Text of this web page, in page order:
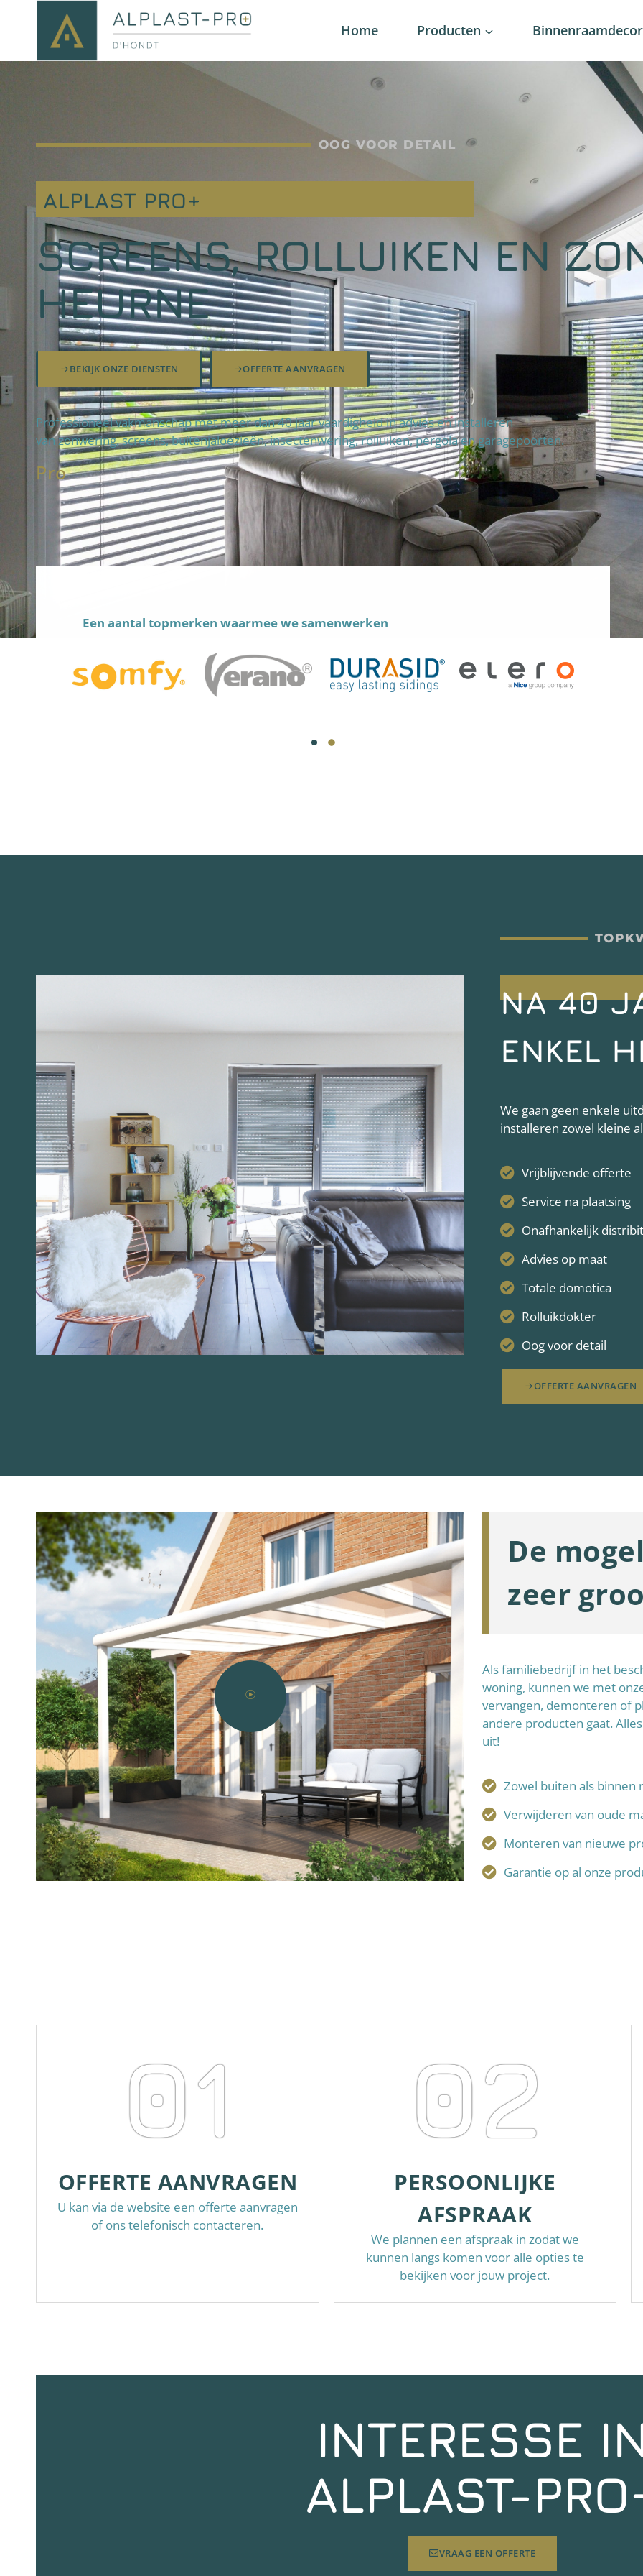
Home Producten
OOG VOOR DETAIL
ALPLAST PRO+
SCREENS, ROLLUIKEN EN
HEURNE
BEKIJK ONZE DIENSTEN OFFERTE AANVRAGEN
Professioneel vakmanschap met meer dan 40 jaar vaardigheid in advies en installeren
van zonwering, screens, buitenjaloezieën, insectenwering, rolluiken, pergola en garagepoorten.
Profteam
Een aantal topmerken waarmee we samenwerken
NA 40
ENKEL
We gaan geen enkele
installeren zowel kleine
Vrijblijvende offerte
Service na plaatsing
Onafhankelijk
Advies op maat
Totale domotica
Rolluikdokter
Oog voor detail
OFFERTE AANVRAGEN
De
zeer
Als familiebedrijf in het
woning, kunnen we met
vervangen, demonteren of
andere producten gaat.
uit!
Zowel buiten als binnen
Verwijderen van oude
Monteren van nieuwe
Garantie op al onze
01
OFFERTE AANVRAGEN
U kan via de website een offerte aanvragen
of ons telefonisch contacteren.
02
PERSOONLIJKE
AFSPRAAK
We plannen een afspraak in zodat we
kunnen langs komen voor alle opties te
bekijken voor jouw project.
INTERESSE
ALPLAST-
VRAAG EEN OFFERTE